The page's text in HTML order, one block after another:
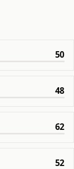
50
48
62
52